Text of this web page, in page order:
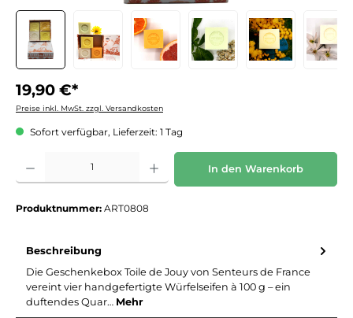
19,90 €*
Preise inkl. MwSt. zzgl. Versandkosten
Sofort verfügbar, Lieferzeit: 1 Tag
Produkt Anzahl: Gib den gewünschten Wert ein oder benutze die Schaltflächen um
In den Warenkorb
Produktnummer: ART0808
Beschreibung
Die Geschenkebox Toile de Jouy von Senteurs de France
vereint vier handgefertigte Würfelseifen à 100 g – ein
duftendes Quar… Mehr